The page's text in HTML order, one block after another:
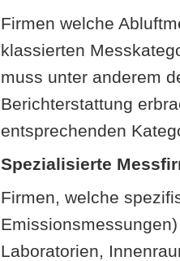
Firmen welche
klassierten
muss unter anderem
Berichterstattung
entsprechenden
Spezialisierte
Firmen, welche
Laboratorien,